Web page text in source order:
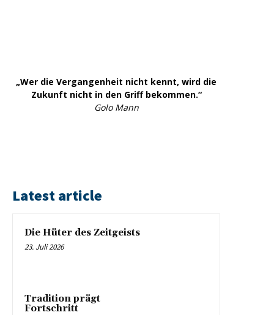
„Wer die Vergangenheit nicht kennt, wird die
Zukunft nicht in den Griff bekommen.“
Golo Mann
Latest article
Die Hüter des Zeitgeists
23. Juli 2026
Tradition prägt
Fortschritt